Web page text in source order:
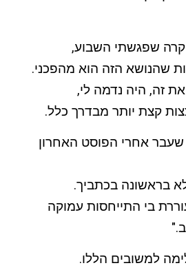
שפגשתי השבוע,
שהנושא הזה הוא מהפכני.
זה, היה נדמה לי,
קצת יותר מבדרך כלל.
אחרי הפוסט האחרון
בראשונה בכתביך.
בי התייחסות עמוקה
למשובים הללו.